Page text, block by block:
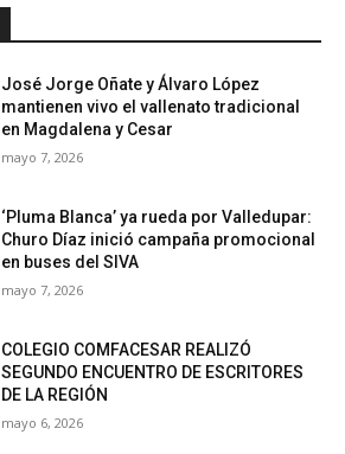
José Jorge Oñate y Álvaro López
mantienen vivo el vallenato tradicional
en Magdalena y Cesar
mayo 7, 2026
‘Pluma Blanca’ ya rueda por Valledupar:
Churo Díaz inició campaña promocional
en buses del SIVA
mayo 7, 2026
COLEGIO COMFACESAR REALIZÓ
SEGUNDO ENCUENTRO DE ESCRITORES
DE LA REGIÓN
mayo 6, 2026